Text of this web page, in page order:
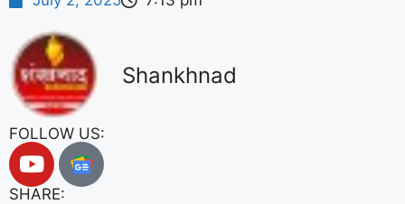
Shankhnad
FOLLOW US:
SHARE: